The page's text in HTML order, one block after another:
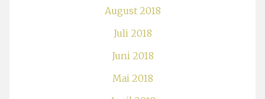
August 2018
Juli 2018
Juni 2018
Mai 2018